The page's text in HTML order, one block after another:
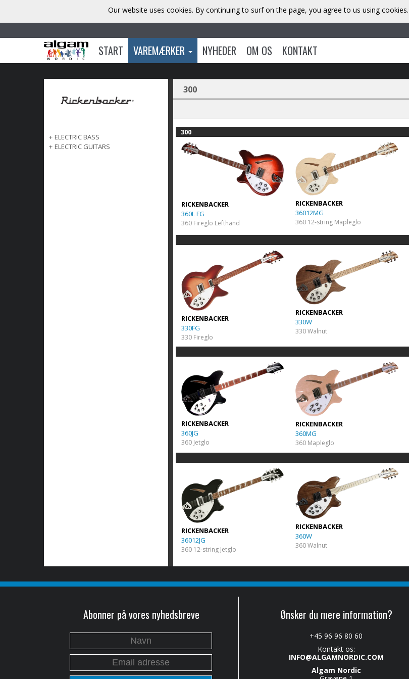
START VAREMÆRKER NYHEDER OM OS KONTAKT
+ ELECTRIC BASS
+ ELECTRIC GUITARS
300
300
RICKENBACKER
360L FG
360 Fireglo Lefthand
RICKENBACKER
36012MG
360 12-string Mapleglo
RICKENBACKER
330FG
330 Fireglo
RICKENBACKER
330W
330 Walnut
RICKENBACKER
360JG
360 Jetglo
RICKENBACKER
360MG
360 Mapleglo
RICKENBACKER
36012JG
360 12-string Jetglo
RICKENBACKER
360W
360 Walnut
Abonner på vores nyhedsbreve Ønsker du mere information?
+45 96 96 80 60
Kontakt os:
INFO@ALGAMNORDIC.COM
Algam Nordic
Our website uses cookies. By continuing to surf on the page, you agree to us using cookies.